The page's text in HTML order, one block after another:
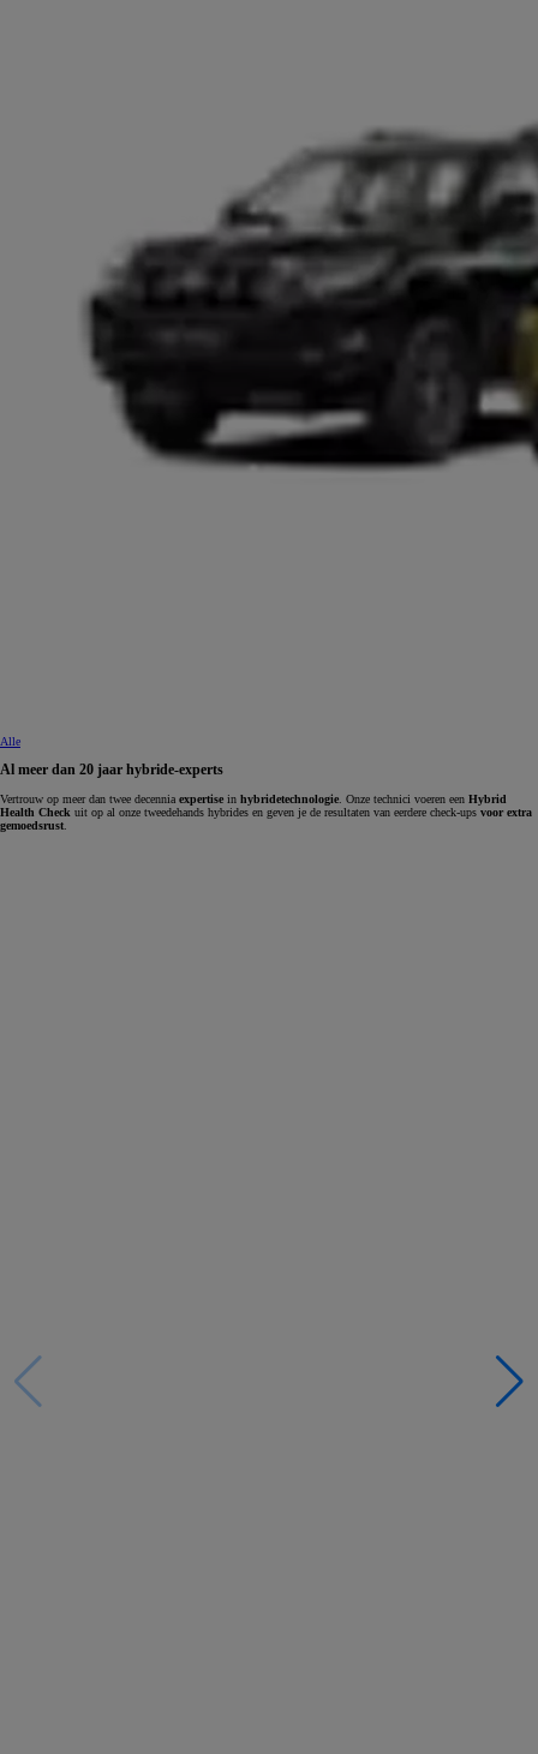
Alle
Al meer dan 20 jaar hybride-experts
Vertrouw op meer dan twee decennia expertise in hybridetechnologie . Onze technici voeren een Hybrid
Health Check uit op al onze tweedehands hybrides en geven je de resultaten van eerdere check-ups voor extra
gemoedsrust